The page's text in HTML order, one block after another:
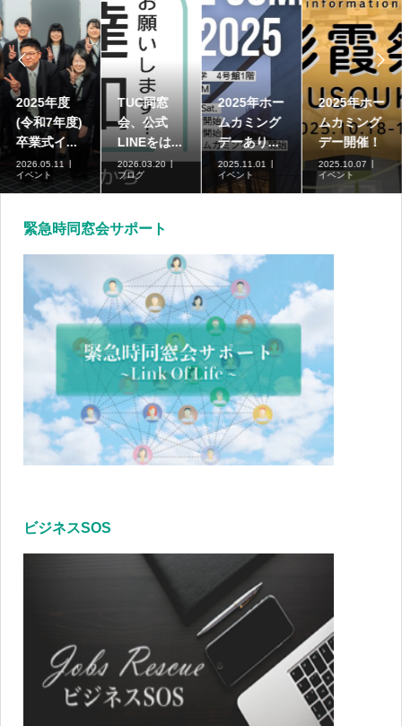

2025年度
(令和7年度)
卒業式イ...
2026.05.11
イベント
TUC同窓
会、公式
LINEをは...
2026.03.20
ブログ
2025年ホー
ムカミング
デーあり...
2025.11.01
イベント
2025年ホー
ムカミング
デー開催！
2025.10.07
イベント

緊急時同窓会サポート
ビジネスSOS